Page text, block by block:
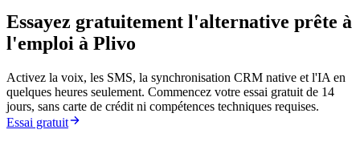
Essayez gratuitement l'alternative prête à
l'emploi à Plivo
Activez la voix, les SMS, la synchronisation CRM native et l'IA en
quelques heures seulement. Commencez votre essai gratuit de 14
jours, sans carte de crédit ni compétences techniques requises.
Essai gratuit